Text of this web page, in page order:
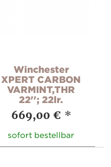
Winchester
XPERT CARBON
VARMINT,THR
22''; 22lr.
669,00 € *
sofort bestellbar